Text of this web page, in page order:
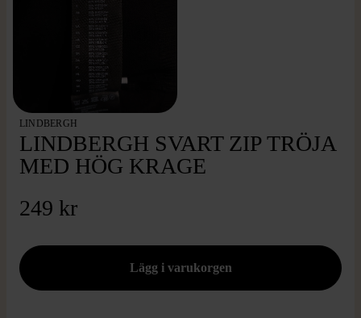
LINDBERGH
LINDBERGH SVART ZIP TRÖJA
MED HÖG KRAGE
249 kr